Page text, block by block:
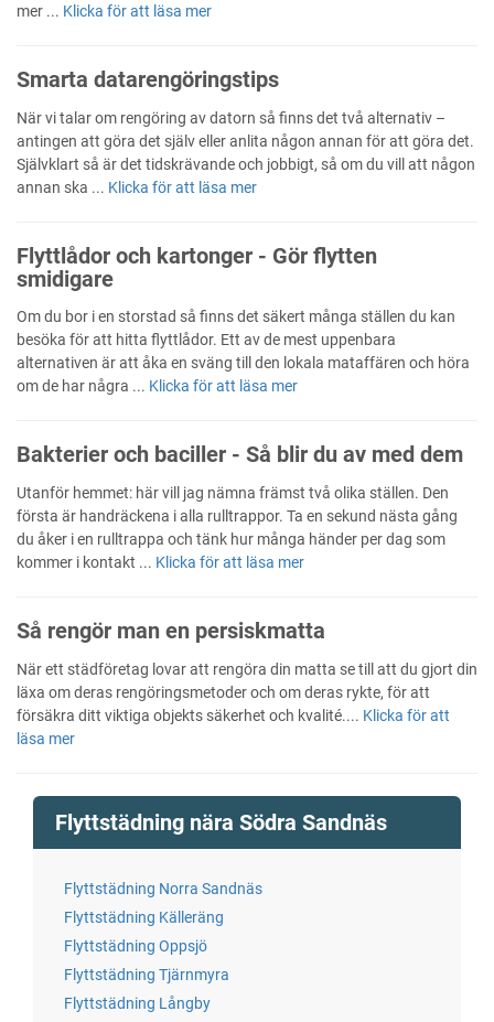
mer ... Klicka för att läsa mer
Smarta datarengöringstips
När vi talar om rengöring av datorn så finns det två alternativ –
antingen att göra det själv eller anlita någon annan för att göra det.
Självklart så är det tidskrävande och jobbigt, så om du vill att någon
annan ska ... Klicka för att läsa mer
Flyttlådor och kartonger - Gör flytten
smidigare
Om du bor i en storstad så finns det säkert många ställen du kan
besöka för att hitta flyttlådor. Ett av de mest uppenbara
alternativen är att åka en sväng till den lokala mataffären och höra
om de har några ... Klicka för att läsa mer
Bakterier och baciller - Så blir du av med dem
Utanför hemmet: här vill jag nämna främst två olika ställen. Den
första är handräckena i alla rulltrappor. Ta en sekund nästa gång
du åker i en rulltrappa och tänk hur många händer per dag som
kommer i kontakt ... Klicka för att läsa mer
Så rengör man en persiskmatta
När ett städföretag lovar att rengöra din matta se till att du gjort din
läxa om deras rengöringsmetoder och om deras rykte, för att
försäkra ditt viktiga objekts säkerhet och kvalité.... Klicka för att
läsa mer
Flyttstädning nära Södra Sandnäs
Flyttstädning Norra Sandnäs
Flyttstädning Källeräng
Flyttstädning Oppsjö
Flyttstädning Tjärnmyra
Flyttstädning Långby